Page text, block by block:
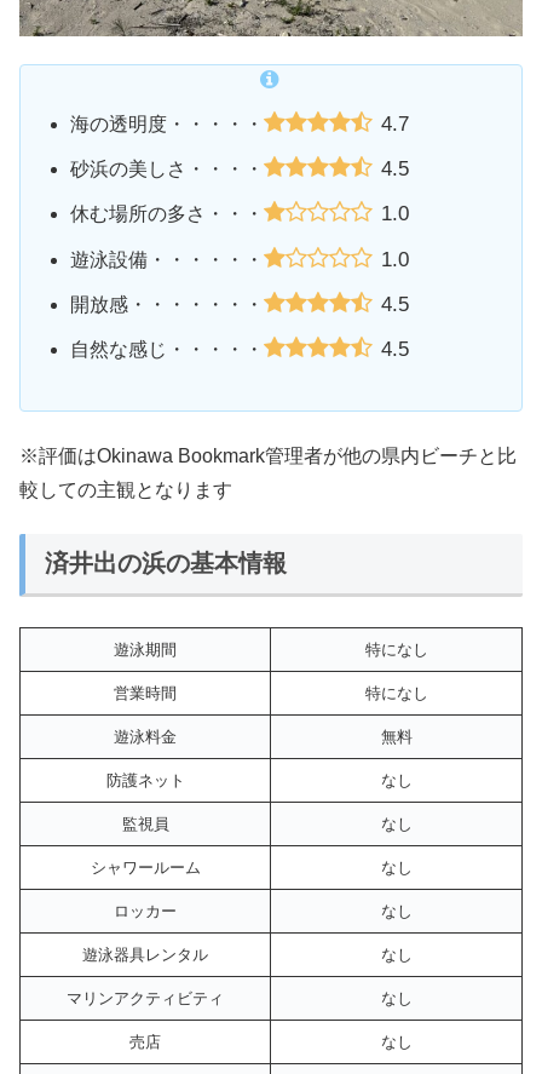
海の透明度・・・・・ 4.7
砂浜の美しさ・・・・ 4.5
休む場所の多さ・・・ 1.0
遊泳設備・・・・・・ 1.0
開放感・・・・・・・ 4.5
自然な感じ・・・・・ 4.5
※評価はOkinawa Bookmark管理者が他の県内ビーチと比
較しての主観となります
済井出の浜の基本情報
遊泳期間 特になし
営業時間 特になし
遊泳料金 無料
防護ネット なし
監視員 なし
シャワールーム なし
ロッカー なし
遊泳器具レンタル なし
マリンアクティビティ なし
売店 なし